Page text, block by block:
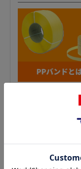
PPロープ（ビニー